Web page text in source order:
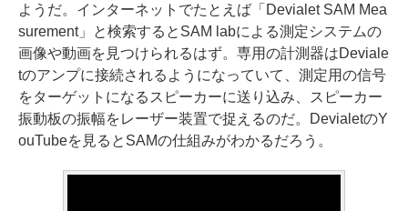
ようだ。インターネットでたとえば「Devialet SAM Mea
surement」と検索するとSAM labによる測定システムの
画像や動画を見つけられるはず。専用の計測器はDeviale
tのアンプに接続されるようになっていて、測定用の信号
をターゲットになるスピーカーに送り込み、スピーカー
振動板の振幅をレーザー装置で捉えるのだ。DevialetのY
ouTubeを見るとSAMの仕組みがわかるだろう。